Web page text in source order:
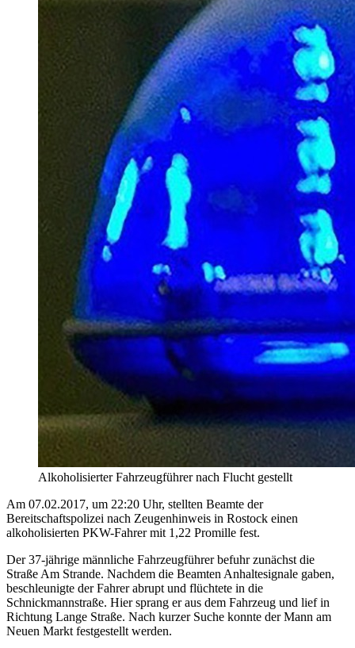
Alkoholisierter Fahrzeugführer nach Flucht gestellt
Am 07.02.2017, um 22:20 Uhr, stellten Beamte der
Bereitschaftspolizei nach Zeugenhinweis in Rostock einen
alkoholisierten PKW-Fahrer mit 1,22 Promille fest.
Der 37-jährige männliche Fahrzeugführer befuhr zunächst die
Straße Am Strande. Nachdem die Beamten Anhaltesignale gaben,
beschleunigte der Fahrer abrupt und flüchtete in die
Schnickmannstraße. Hier sprang er aus dem Fahrzeug und lief in
Richtung Lange Straße. Nach kurzer Suche konnte der Mann am
Neuen Markt festgestellt werden.